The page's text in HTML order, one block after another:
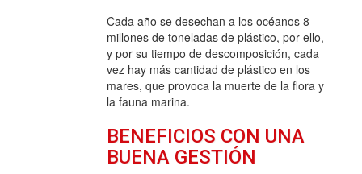
Cada año se desechan a los océanos 8
millones de toneladas de plástico, por ello,
y por su tiempo de descomposición, cada
vez hay más cantidad de plástico en los
mares, que provoca la muerte de la flora y
la fauna marina.
BENEFICIOS CON UNA
BUENA GESTIÓN